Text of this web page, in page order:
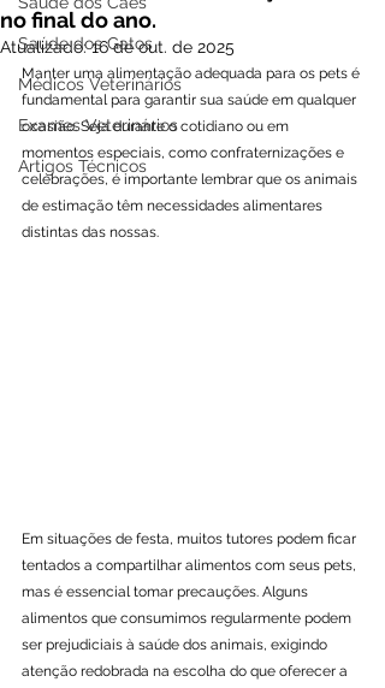
Saúde dos Gatos
Médicos Veterinários
Exames Veterinários
Artigos Técnicos
no final do ano.
Atualizado:16 de out. de 2025
Manter uma alimentação adequada para os pets é
fundamental para garantir sua saúde em qualquer
ocasião. Seja durante o cotidiano ou em
momentos especiais, como confraternizações e
celebrações, é importante lembrar que os animais
de estimação têm necessidades alimentares
distintas das nossas.
Em situações de festa, muitos tutores podem ficar
tentados a compartilhar alimentos com seus pets,
mas é essencial tomar precauções. Alguns
alimentos que consumimos regularmente podem
ser prejudiciais à saúde dos animais, exigindo
atenção redobrada na escolha do que oferecer a